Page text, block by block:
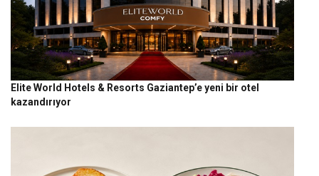
Elite World Hotels & Resorts Gaziantep’e yeni bir otel
kazandırıyor